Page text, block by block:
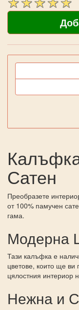
Сатен
Преобразете
от 100% памучен
гама.
Модерна
Тази калъфка е
цветове, които ще ви
цялостния интериор
Нежна и